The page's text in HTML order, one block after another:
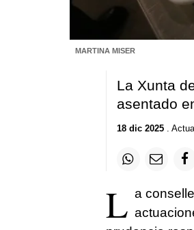
MARTINA MISER
La Xunta
asentado
18 dic 2025.
L a